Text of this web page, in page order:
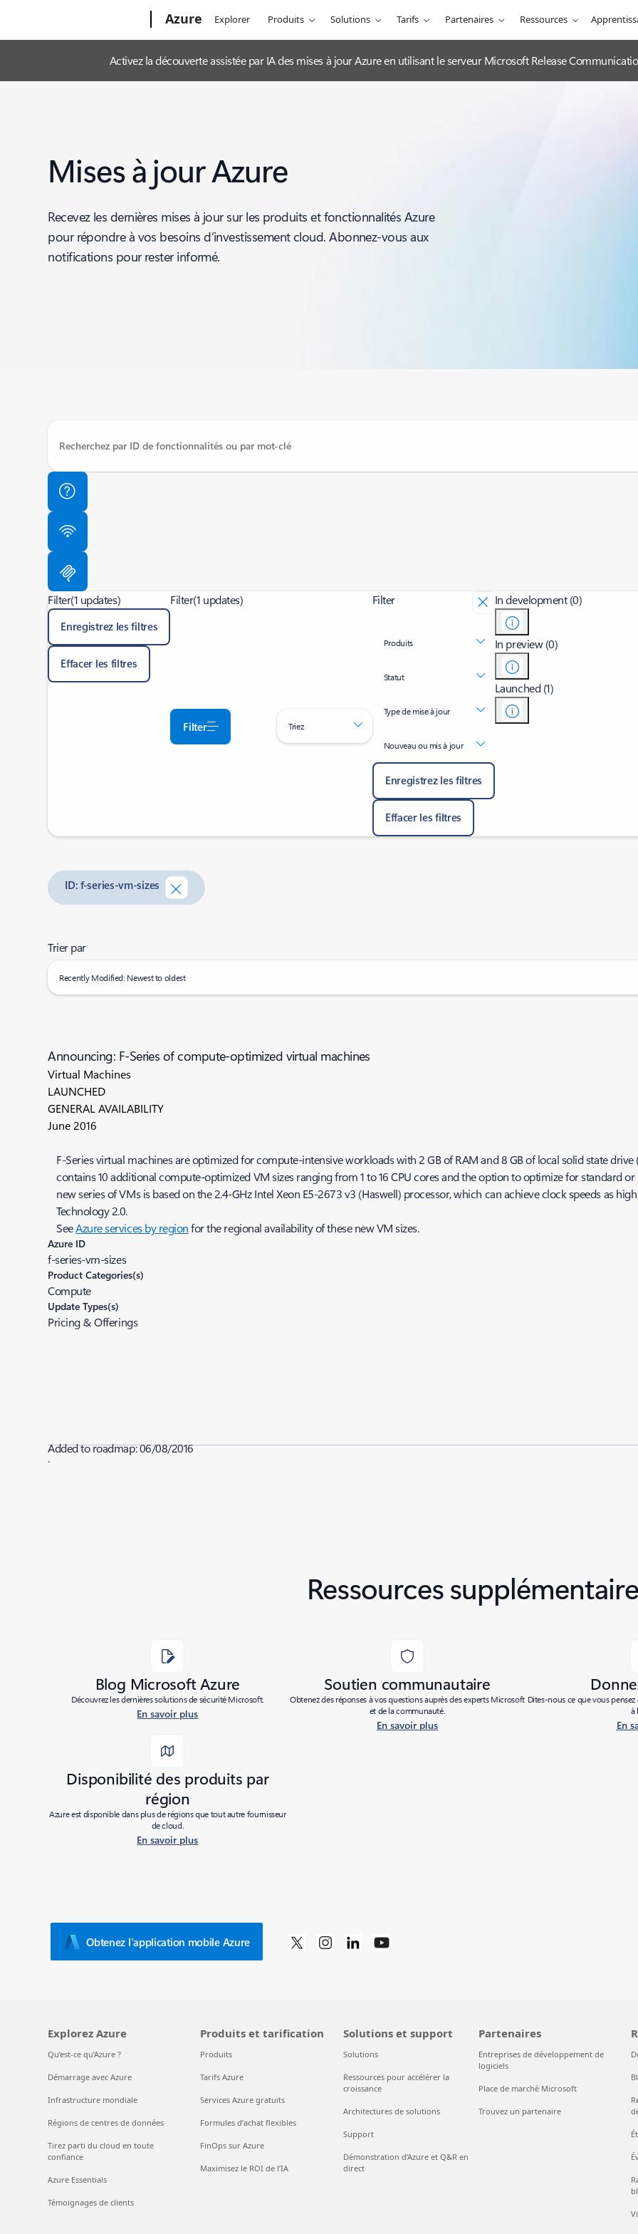
Azure Explorer Produits Solutions Tarifs Partenaires Ressources
Activez la découverte assistée par IA des mises à jour Azure en utilisant le serveur Microsoft Release
Mises à jour Azure
Recevez les dernières mises à jour sur les produits et fonctionnalités Azure
pour répondre à vos besoins d’investissement cloud. Abonnez-vous aux
notifications pour rester informé.
Filter(1 updates)
Enregistrez les filtres
Effacer les filtres
Filter(1 updates)
Filter Triez
Filter
Produits
Statut
Type de mise à jour
Nouveau ou mis à jour
Enregistrez les filtres
Effacer les filtres
In development (0)
In preview (0)
Launched (1)
ID: f-series-vm-sizes
Trier par
Recently Modified: Newest to oldest
Announcing: F-Series of compute-optimized virtual machines
Virtual Machines
LAUNCHED
GENERAL AVAILABILITY
June 2016
F-Series virtual machines are optimized for compute-intensive workloads with 2 GB of RAM and 8 GB of local solid state drive
contains 10 additional compute-optimized VM sizes ranging from 1 to 16 CPU cores and the option to optimize for standard
new series of VMs is based on the 2.4-GHz Intel Xeon E5-2673 v3 (Haswell) processor, which can achieve clock speeds as
Technology 2.0.
SeeAzure services by regionfor the regional availability of these new VM sizes.
Azure ID
f-series-vm-sizes
Product Categories(s)
Compute
Update Types(s)
Pricing & Offerings
Added to roadmap:06/08/2016
|
Ressources
Blog Microsoft Azure
Découvrez les dernières solutions de sécurité Microsoft.
En savoir plus
Soutien communautaire
Obtenez des réponses à vos questions auprès des experts Microsoft
et de la communauté.
En savoir plus
Dites-nous ce que vous
à
En
Disponibilité des produits par
région
Azure est disponible dans plus de régions que tout autre fournisseur
de cloud.
En savoir plus
Obtenez l'application mobile Azure
Explorez Azure
Qu’est-ce qu’Azure ?
Démarrage avec Azure
Infrastructure mondiale
Régions de centres de données
Tirez parti du cloud en toute
confiance
Azure Essentials
Témoignages de clients
Produits et tarification
Produits
Tarifs Azure
Services Azure gratuits
Formules d’achat flexibles
FinOps sur Azure
Maximisez le ROI de l’IA
Solutions et support
Solutions
Ressources pour accélérer la
croissance
Architectures de solutions
Support
Démonstration d’Azure et Q&R en
direct
Partenaires
Entreprises de développement de
logiciels
Place de marché Microsoft
Trouvez un partenaire